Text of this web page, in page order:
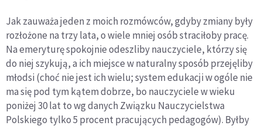
Jak zauważa jeden z moich rozmówców, gdyby zmiany były
rozłożone na trzy lata, o wiele mniej osób straciłoby pracę.
Na emeryturę spokojnie odeszliby nauczyciele, którzy się
do niej szykują, a ich miejsce w naturalny sposób przejęliby
młodsi (choć nie jest ich wielu; system edukacji w ogóle nie
ma się pod tym kątem dobrze, bo nauczyciele w wieku
poniżej 30 lat to wg danych Związku Nauczycielstwa
Polskiego tylko 5 procent pracujących pedagogów). Byłby